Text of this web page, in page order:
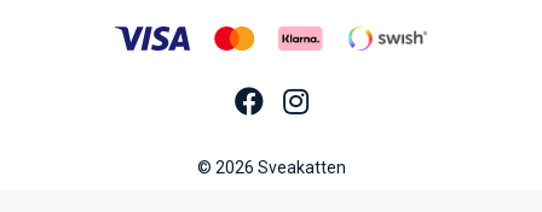
© 2026 Sveakatten